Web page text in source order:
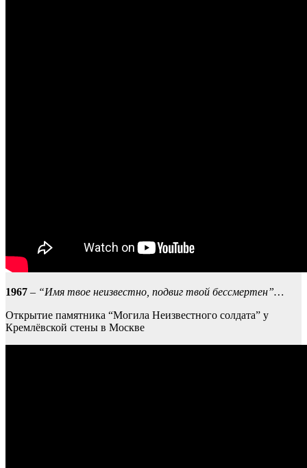
1967 – “Имя твое неизвестно, подвиг твой бессмертен”…
Открытие памятника “Могила Неизвестного солдата” у
Кремлёвской стены в Москве